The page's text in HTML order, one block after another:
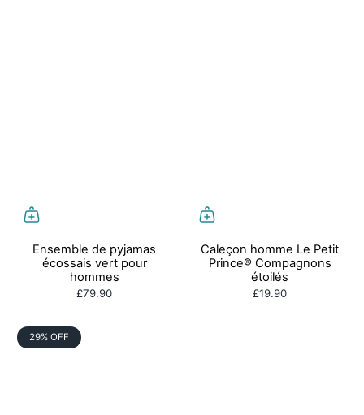
Ensemble de pyjamas
écossais vert pour
hommes
£79.90
Caleçon homme Le Petit
Prince® Compagnons
étoilés
£19.90
29% OFF